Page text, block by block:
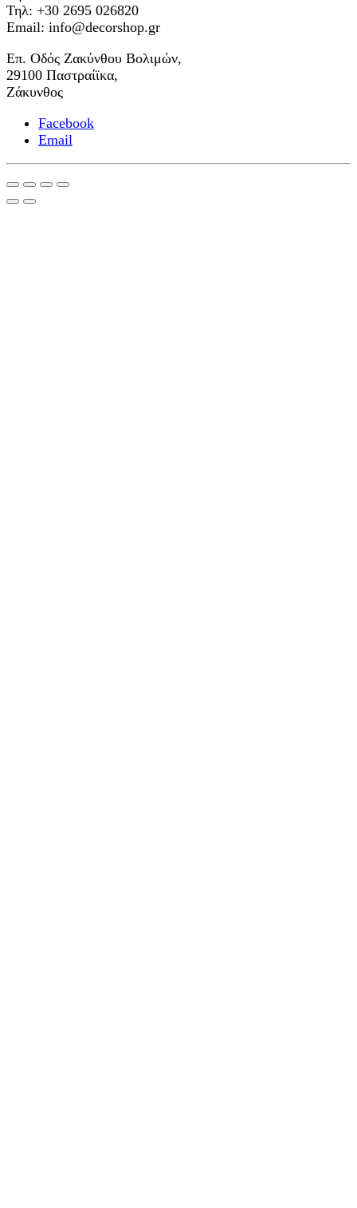
Τηλ: +30 2695 026820
Email: info@decorshop.gr
Επ. Οδός Ζακύνθου Βολιμών,
29100 Παστραίϊκα,
Ζάκυνθος
Facebook
Email